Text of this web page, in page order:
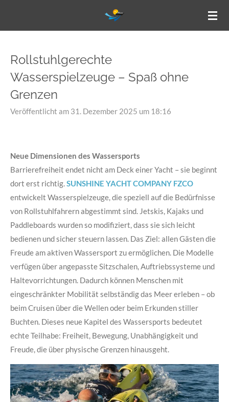
Rollstuhlgerechte
Wasserspielzeuge – Spaß ohne
Grenzen
Veröffentlicht am 31. Dezember 2025 um 18:16
Neue Dimensionen des Wassersports
Barrierefreiheit endet nicht am Deck einer Yacht – sie beginnt
dort erst richtig.SUNSHINE YACHT COMPANY FZCO
entwickelt Wasserspielzeuge, die speziell auf die Bedürfnisse
von Rollstuhlfahrern abgestimmt sind. Jetskis, Kajaks und
Paddleboards wurden so modifiziert, dass sie sich leicht
bedienen und sicher steuern lassen. Das Ziel: allen Gästen die
Freude am aktiven Wassersport zu ermöglichen. Die Modelle
verfügen über angepasste Sitzschalen, Auftriebssysteme und
Haltevorrichtungen. Dadurch können Menschen mit
eingeschränkter Mobilität selbständig das Meer erleben – ob
beim Cruisen über die Wellen oder beim Erkunden stiller
Buchten. Dieses neue Kapitel des Wassersports bedeutet
echte Teilhabe: Freiheit, Bewegung, Unabhängigkeit und
Freude, die über physische Grenzen hinausgeht.